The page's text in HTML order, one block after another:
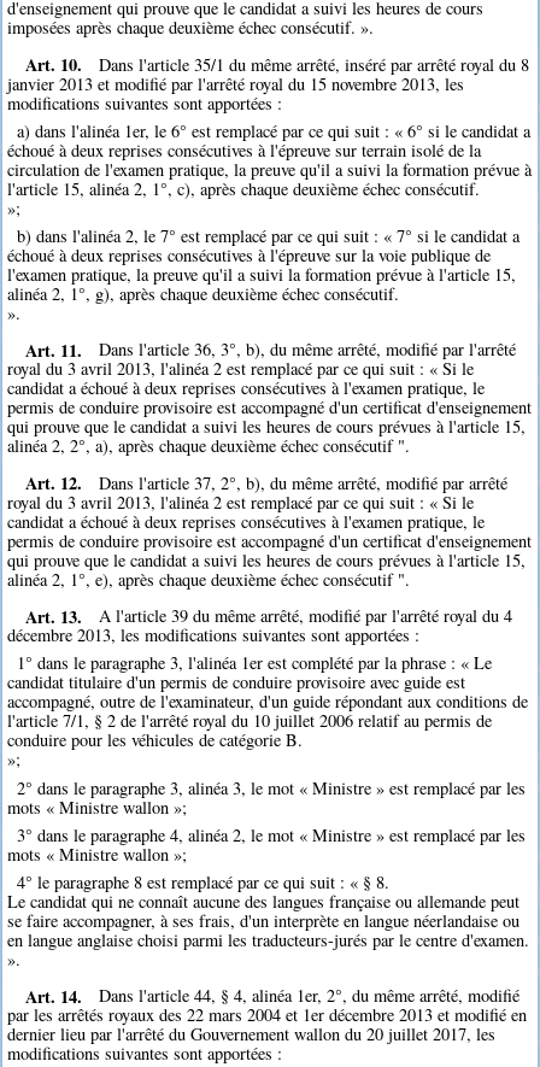
d'enseignement qui prouve que le candidat a suivi les heures de cours
imposées après chaque deuxième échec consécutif. ».
Art. 10.
Dans l'article 35/1 du même arrêté, inséré par arrêté royal du 8
janvier 2013 et modifié par l'arrêté royal du 15 novembre 2013, les
modifications suivantes sont apportées :
a) dans l'alinéa 1er, le 6° est remplacé par ce qui suit : « 6° si le candidat a
échoué à deux reprises consécutives à l'épreuve sur terrain isolé de la
circulation de l'examen pratique, la preuve qu'il a suivi la formation prévue à
l'article 15, alinéa 2, 1°, c), après chaque deuxième échec consécutif.
»;
b) dans l'alinéa 2, le 7° est remplacé par ce qui suit : « 7° si le candidat a
échoué à deux reprises consécutives à l'épreuve sur la voie publique de
l'examen pratique, la preuve qu'il a suivi la formation prévue à l'article 15,
alinéa 2, 1°, g), après chaque deuxième échec consécutif.
».
Art. 11.
Dans l'article 36, 3°, b), du même arrêté, modifié par l'arrêté
royal du 3 avril 2013, l'alinéa 2 est remplacé par ce qui suit : « Si le
candidat a échoué à deux reprises consécutives à l'examen pratique, le
permis de conduire provisoire est accompagné d'un certificat d'enseignement
qui prouve que le candidat a suivi les heures de cours prévues à l'article 15,
alinéa 2, 2°, a), après chaque deuxième échec consécutif ".
Art. 12.
Dans l'article 37, 2°, b), du même arrêté, modifié par arrêté
royal du 3 avril 2013, l'alinéa 2 est remplacé par ce qui suit : « Si le
candidat a échoué à deux reprises consécutives à l'examen pratique, le
permis de conduire provisoire est accompagné d'un certificat d'enseignement
qui prouve que le candidat a suivi les heures de cours prévues à l'article 15,
alinéa 2, 1°, e), après chaque deuxième échec consécutif ".
Art. 13.
A l'article 39 du même arrêté, modifié par l'arrêté royal du 4
décembre 2013, les modifications suivantes sont apportées :
1° dans le paragraphe 3, l'alinéa 1er est complété par la phrase : « Le
candidat titulaire d'un permis de conduire provisoire avec guide est
accompagné, outre de l'examinateur, d'un guide répondant aux conditions de
l'article 7/1, § 2 de l'arrêté royal du 10 juillet 2006 relatif au permis de
conduire pour les véhicules de catégorie B.
»;
2° dans le paragraphe 3, alinéa 3, le mot « Ministre » est remplacé par les
mots « Ministre wallon »;
3° dans le paragraphe 4, alinéa 2, le mot « Ministre » est remplacé par les
mots « Ministre wallon »;
4° le paragraphe 8 est remplacé par ce qui suit : « § 8.
Le candidat qui ne connaît aucune des langues française ou allemande peut
se faire accompagner, à ses frais, d'un interprète en langue néerlandaise ou
en langue anglaise choisi parmi les traducteurs-jurés par le centre d'examen.
».
Art. 14.
Dans l'article 44, § 4, alinéa 1er, 2°, du même arrêté, modifié
par les arrêtés royaux des 22 mars 2004 et 1er décembre 2013 et modifié en
dernier lieu par l'arrêté du Gouvernement wallon du 20 juillet 2017, les
modifications suivantes sont apportées :